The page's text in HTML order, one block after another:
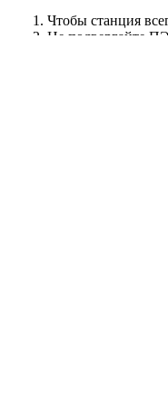
Чтобы станция
Не подвергайте